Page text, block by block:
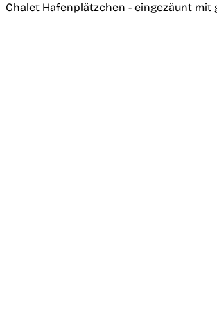
Chalet Hafenplätzchen - eingezäunt mit